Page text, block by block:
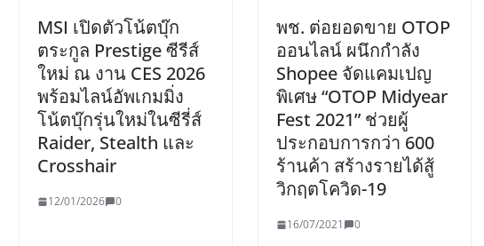
MSI เปิดตัวโน้ตบุ๊ก
ตระกูล Prestige ซีรีส์
ใหม่ ณ งาน CES 2026
พร้อมไลน์อัพเกมมิ่ง
โน้ตบุ๊กรุ่นใหม่ในซีรี่ส์
Raider, Stealth และ
Crosshair
12/01/2026 0
พช. ต่อยอดขาย OTOP
ออนไลน์ ผนึกกำลัง
Shopee จัดแคมเปญ
พิเศษ “OTOP Midyear
Fest 2021” ช่วยผู้
ประกอบการกว่า 600
ร้านค้า สร้างรายได้สู้
วิกฤตโควิด-19
16/07/2021 0